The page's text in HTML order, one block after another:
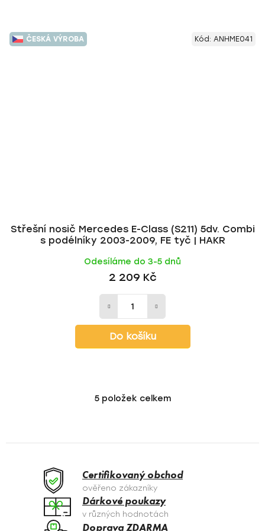
ČESKÁ VÝROBA
Střešní nosič Mercedes E-Class (S211) 5dv. Combi
s podélníky 2003-2009, FE tyč | HAKR
Odesíláme do 3-5 dnů
2 209 Kč
Do košíku
Kód: ANHME041
O
á
c
í
p
r
5položek celkem
Certifikovaný obchod
ověřeno zákazníky
Dárkové poukazy
v různých hodnotách
Doprava ZDARMA